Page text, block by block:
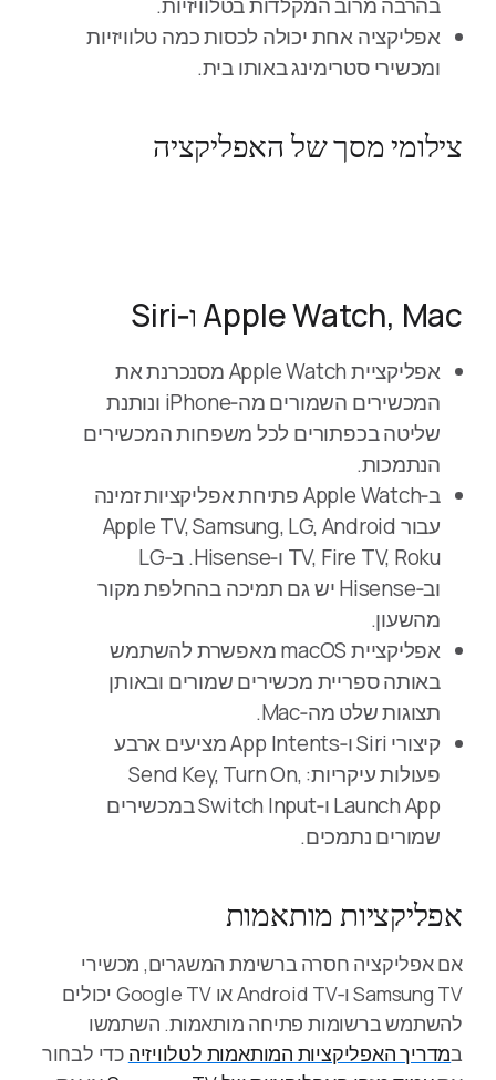
אפליקציה אחת יכולה לכסות כמה טלוויזיות
ומכשירי סטרימינג באותו בית.
צילומי מסך של האפליקציה
Apple Watch, Mac ו‑Siri
אפליקציית Apple Watch מסנכרנת את
המכשירים השמורים מה‑iPhone ונותנת
שליטה בכפתורים לכל משפחות המכשירים
הנתמכות.
ב‑Apple Watch פתיחת אפליקציות זמינה
עבור Apple TV, Samsung, LG, Android
TV, Fire TV, Roku ו‑Hisense. ב‑LG
וב‑Hisense יש גם תמיכה בהחלפת מקור
מהשעון.
אפליקציית macOS מאפשרת להשתמש
באותה ספריית מכשירים שמורים ובאותן
תצוגות שלט מה‑Mac.
קיצורי Siri ו‑App Intents מציעים ארבע
פעולות עיקריות: Send Key, Turn On,
Launch App ו‑Switch Input במכשירים
שמורים נתמכים.
אפליקציות מותאמות
אם אפליקציה חסרה ברשימת המשגרים, מכשירי
Samsung TV ו‑Android TV או Google TV יכולים
להשתמש ברשומות פתיחה מותאמות. השתמשו
במדריך האפליקציות המותאמות לטלוויזיה כדי לבחור